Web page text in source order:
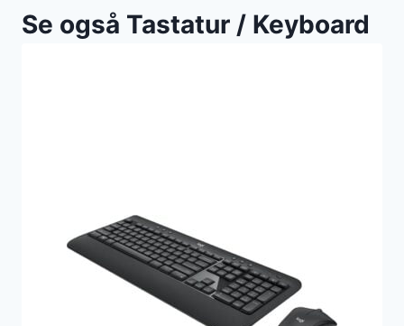
Se også Tastatur / Keyboard